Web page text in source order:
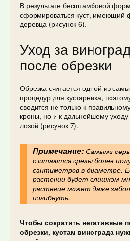
В результате бесштамбовой
сформироваться куст, имеющий
деревца (рисунок 6).
Уход за
после обрезки
Обрезка считается одной из
процедур для кустарника,
сводится не только к
кроны, но и к дальнейшему уходу
лозой (рисунок 7).
Примечание:Самыми
считаются срезы более
сантиметров в диаметре.
растении будет слишком
растение может даже
погибнуть.
Чтобы сократить негативные
обрезки, кустам винограда